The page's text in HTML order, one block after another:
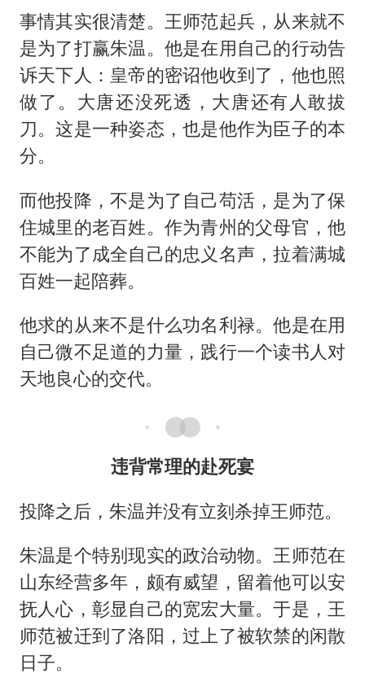
事情其实很清楚。王师范起兵，从来就不
是为了打赢朱温。他是在用自己的行动告
诉天下人：皇帝的密诏他收到了，他也照
做了。大唐还没死透，大唐还有人敢拔
刀。这是一种姿态，也是他作为臣子的本
分。
而他投降，不是为了自己苟活，是为了保
住城里的老百姓。作为青州的父母官，他
不能为了成全自己的忠义名声，拉着满城
百姓一起陪葬。
他求的从来不是什么功名利禄。他是在用
自己微不足道的力量，践行一个读书人对
天地良心的交代。
违背常理的赴死宴
投降之后，朱温并没有立刻杀掉王师范。
朱温是个特别现实的政治动物。王师范在
山东经营多年，颇有威望，留着他可以安
抚人心，彰显自己的宽宏大量。于是，王
师范被迁到了洛阳，过上了被软禁的闲散
日子。